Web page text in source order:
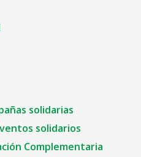
solidarias
solidarios
Complementaria